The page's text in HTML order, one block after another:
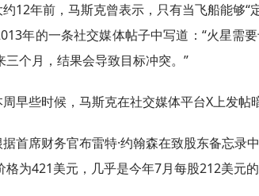
约12年前，马斯克曾表示，只有当飞船能够“
年的一条社交媒体帖子中写道：“火星需
三个月，结果会导致目标冲突。”
早些时候，马斯克在社交媒体平台X上发帖
据首席财务官布雷特·约翰森在致股东备忘录
格为421美元，几乎是今年7月每股212美元